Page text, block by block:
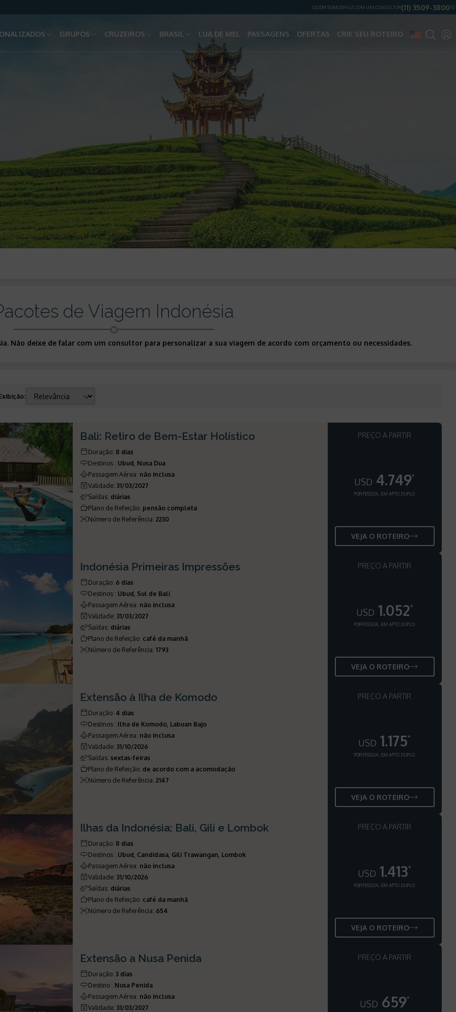
QUEM SOMOSFALE COM UM CONSULTOR(11) 3509-3800
GRUPOS CRUZEIROS BRASIL LUA DE MEL PASSAGENS OFERTAS CRIE SEU ROTEIRO
de Viagem Indonésia
Não deixe de falar com um consultor para personalizar a sua viagem de acordo com orçamento ou necessidades.
:
Bali: Retiro de Bem-Estar Holístico
Duração: 8 dias
Destinos : Ubud, Nusa Dua
Passagem Aérea: não inclusa
Validade:31/03/2027
Saídas: diárias
Plano de Refeição: pensão completa
Número de Referência:2230
PREÇO A PARTIR
USD 4.749*
POR PESSOA, EM APTO DUPLO
VEJA O ROTEIRO
Indonésia Primeiras Impressões
Duração: 6 dias
Destinos : Ubud, Sul de Bali
Passagem Aérea: não inclusa
Validade:31/03/2027
Saídas: diárias
Plano de Refeição: café da manhã
Número de Referência:1793
PREÇO A PARTIR
USD 1.052*
POR PESSOA, EM APTO DUPLO
VEJA O ROTEIRO
Extensão à Ilha de Komodo
Duração: 4 dias
Destinos : Ilha de Komodo, Labuan Bajo
Passagem Aérea: não inclusa
Validade:31/10/2026
Saídas:sextas-feiras
Plano de Refeição: de acordo com a acomodação
Número de Referência:2147
PREÇO A PARTIR
USD 1.175*
POR PESSOA, EM APTO DUPLO
VEJA O ROTEIRO
Ilhas da Indonésia: Bali, Gili e Lombok
Duração: 8 dias
Destinos : Ubud, Candidasa, Gili Trawangan, Lombok
Passagem Aérea: não inclusa
Validade:31/10/2026
Saídas: diárias
Plano de Refeição: café da manhã
Número de Referência: 654
PREÇO A PARTIR
USD 1.413*
POR PESSOA, EM APTO DUPLO
VEJA O ROTEIRO
Extensão a Nusa Penida
Duração:3 dias
Destino : Nusa Penida
Passagem Aérea: não inclusa
Validade:31/03/2027
PREÇO A PARTIR
USD 659*